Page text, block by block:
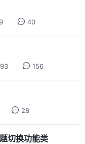
40
156
28
切换功能类